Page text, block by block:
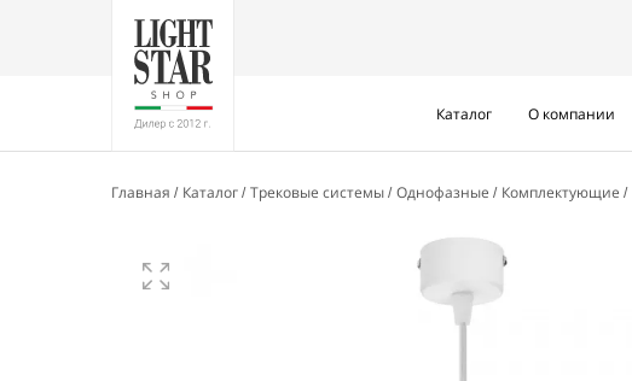
Каталог О компании
Главная Каталог Трековые системы Однофазные Комплектующие